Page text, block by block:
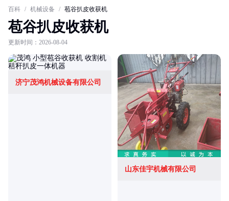
百科 / 机械设备 / 苞谷扒皮收获机
苞谷扒皮收获机
更新时间：2026-08-04
济宁茂鸿机械设备有限公司
山东佳宇机械有限公司